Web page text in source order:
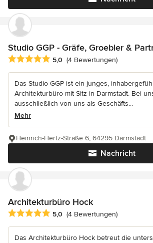
Studio GGP - Gräfe, Groebler &
Durchschnittliche Bewertung: 5 von 5
5,0 (4 Bewertungen)
Das Studio GGP ist ein junges,
Architekturbüro mit Sitz in Darmstadt. Bei
ausschließlich von uns als Geschäfts...
Mehr
Nachricht
Heinrich-Hertz-Straße 6, 64295 Darmstadt
Architekturbüro Hock
Durchschnittliche Bewertung: 5 von 5
5,0 (4 Bewertungen)
Das Architekturbüro Hock betreut die